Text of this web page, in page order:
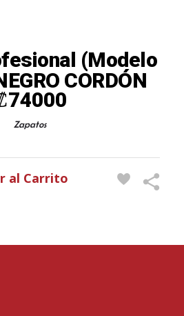
(modelo
CORDÓN
74000
Zapatos
al Carrito